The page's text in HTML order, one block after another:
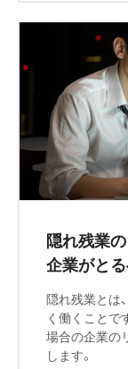
隠れ残業
企業がと
隠れ残業とは
く働くことで
場合の企業の
します。